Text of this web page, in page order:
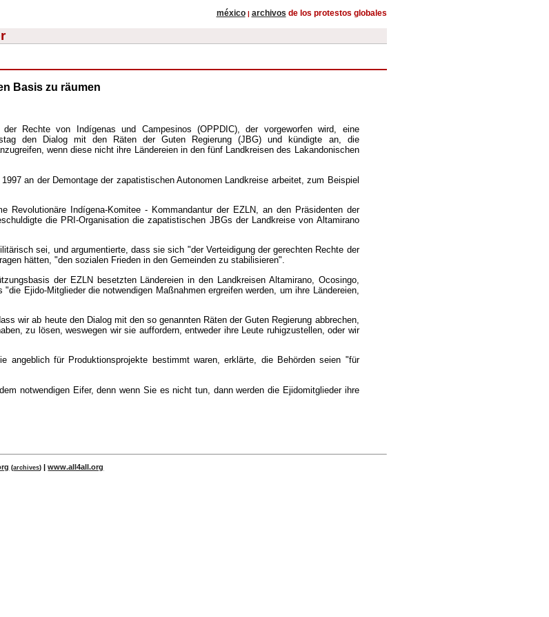
méxico | archivos de los protestos globales
Basis zu räumen
Rechte von Indígenas und Campesinos (OPPDIC), der vorgeworfen wird, eine
den Dialog mit den Räten der Guten Regierung (JBG) und kündigte an, die
wenn diese nicht ihre Ländereien in den fünf Landkreisen des Lakandonischen
an der Demontage der zapatistischen Autonomen Landkreise arbeitet, zum Beispiel
Indígena-Komitee - Kommandantur der EZLN, an den Präsidenten der
die PRI-Organisation die zapatistischen JBGs der Landkreise von Altamirano
sei, und argumentierte, dass sie sich "der Verteidigung der gerechten Rechte der
hätten, "den sozialen Frieden in den Gemeinden zu stabilisieren".
der EZLN besetzten Ländereien in den Landkreisen Altamirano, Ocosingo,
Ejido-Mitglieder die notwendigen Maßnahmen ergreifen werden, um ihre Ländereien,
wir ab heute den Dialog mit den so genannten Räten der Guten Regierung abbrechen,
zu lösen, weswegen wir sie auffordern, entweder ihre Leute ruhigzustellen, oder wir
angeblich für Produktionsprojekte bestimmt waren, erklärte, die Behörden seien "für
notwendigen Eifer, denn wenn Sie es nicht tun, dann werden die Ejidomitglieder ihre
(archives) |www.all4all.org